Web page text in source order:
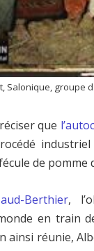
Salonique, groupe
que
de
Berthier,
en train
ainsi réunie,